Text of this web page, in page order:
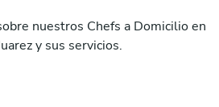
nuestros Chefs a Domicilio en
y sus servicios.